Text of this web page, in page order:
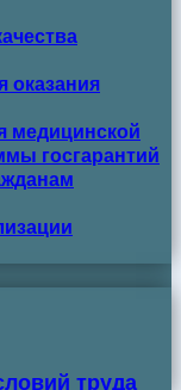
оказания
медицинской
госгарантий
труда